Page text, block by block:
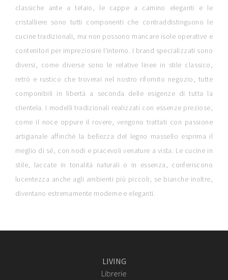
classiche ante a telaio, le cappe a camino eleganti e le
cristalliere sono tutti componenti che contraddistinguono le
cucine tradizionali, ma non possono mancare isole operative e
contenitori per impreziosire l'interno. I brand specializzati sono
diversi, come diverse sono le relative linee in stile classico,
retrò e rustico che troverai nel nostro rifornito negozio, tutte
componibili in libertà a seconda delle esigenze di tutta la
clientela. I modelli tradizionali realizzati con essenze preziose,
come il noce oppure il rovere, vengono trattati con passione
artigianale affinchè la bellezza del legno massello esprima il
meglio di sé, con nodi e piacevoli venature a vista. Le cucine in
stile, laccate in tonalità naturali o in essenza, conferiscono
lucentezza anche agli ambienti più piccoli; se bianche inoltre,
diventano estremamente moderne e eleganti.
LIVING
Librerie